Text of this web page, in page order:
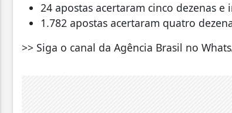
24 apostas acertaram cinco dezenas e
1.782 apostas acertaram quatro
>> Siga o canal da Agência Brasil no